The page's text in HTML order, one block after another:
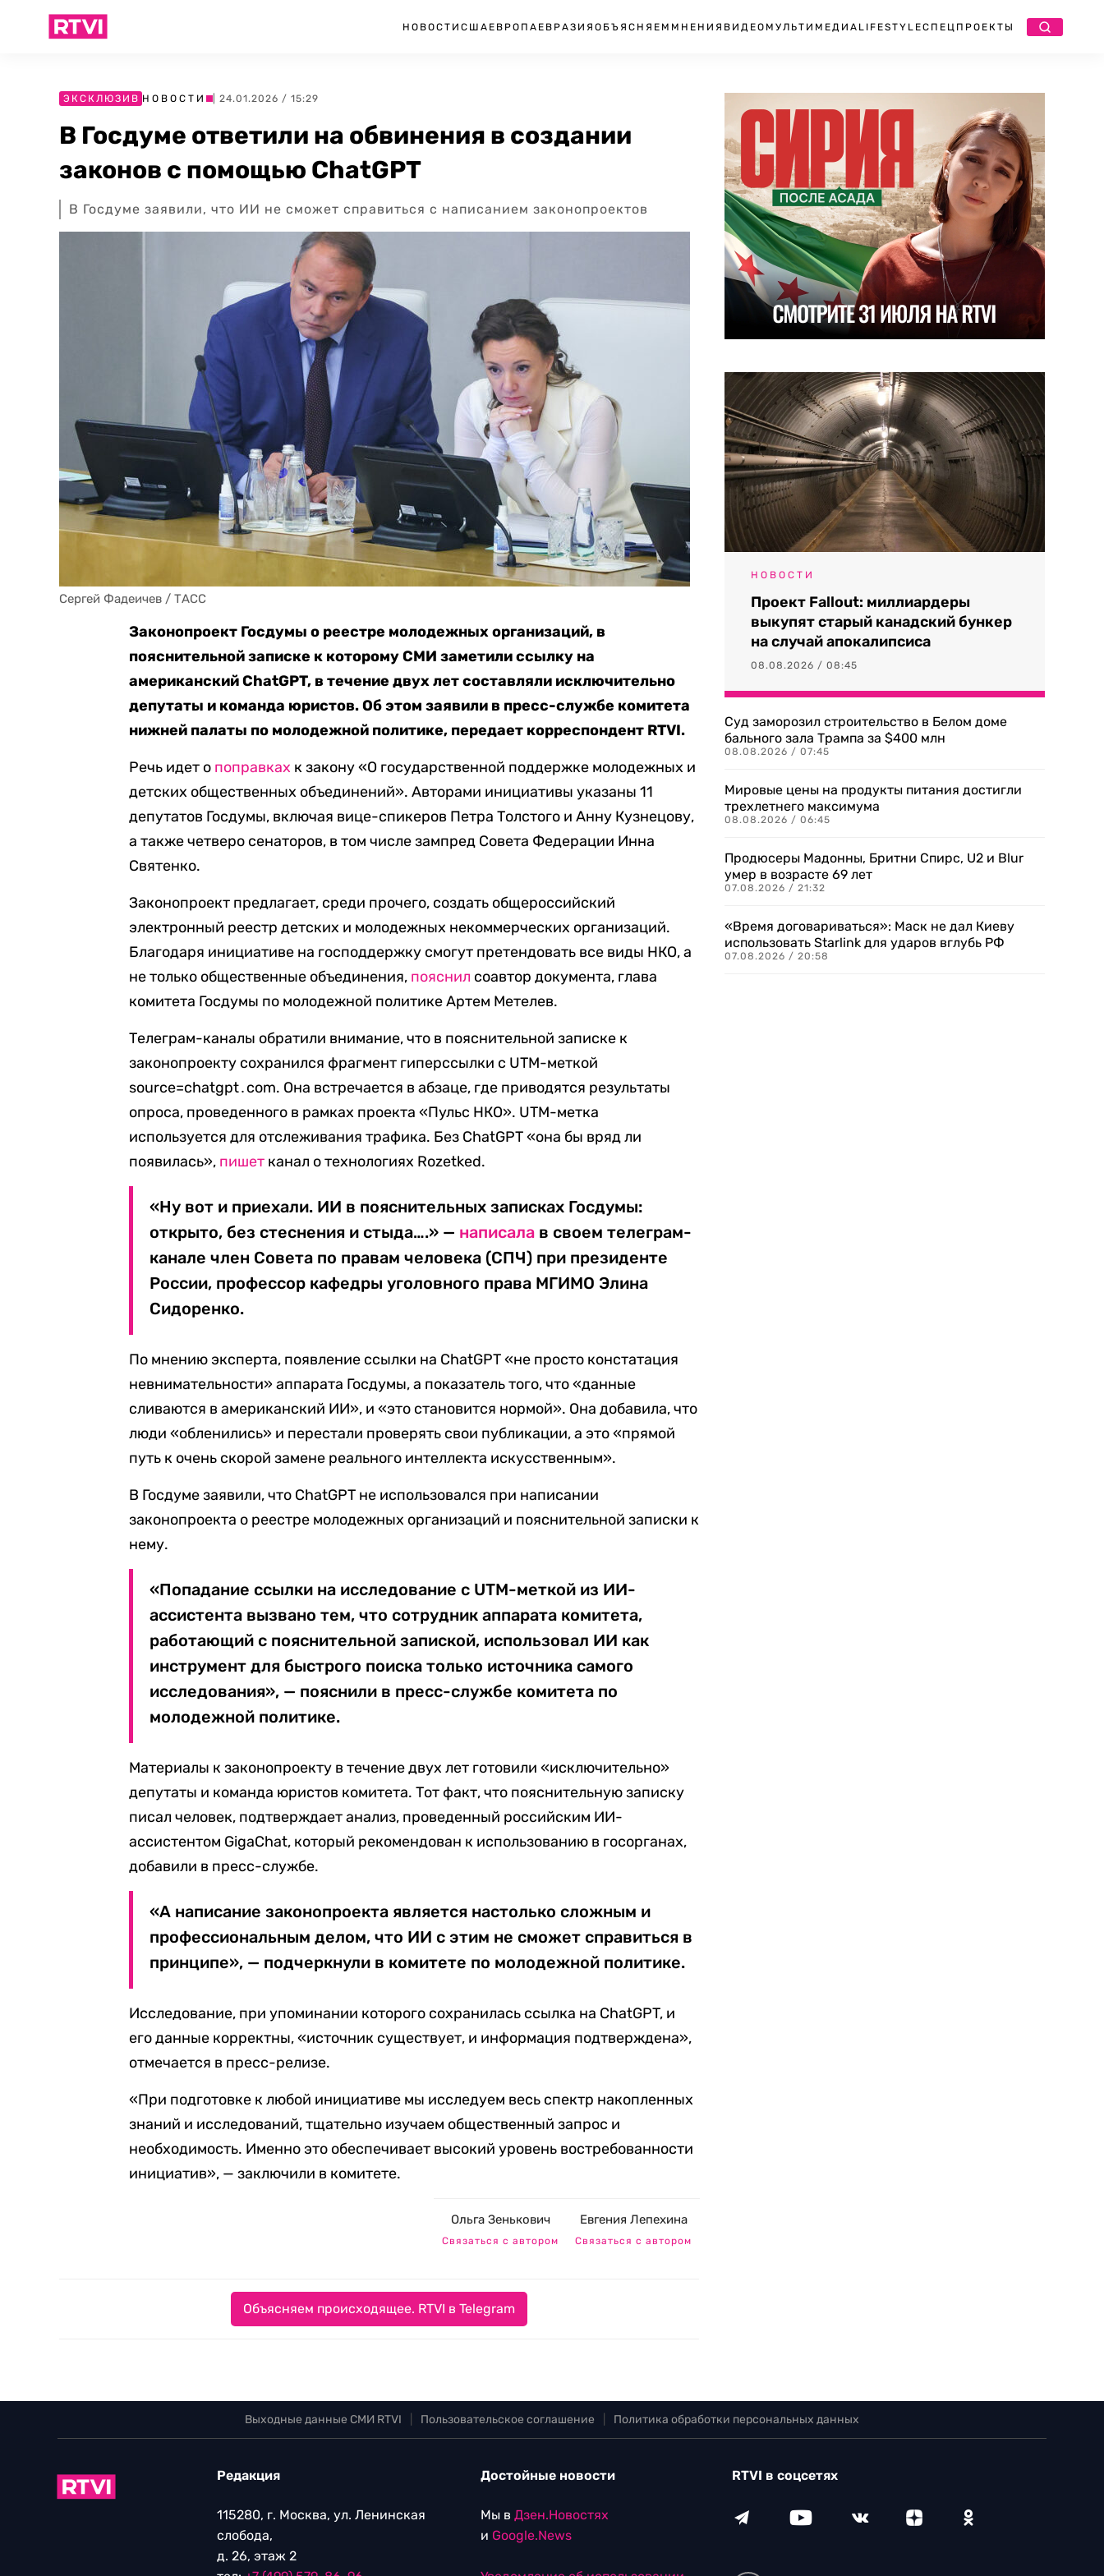
НОВОСТИ США ЕВРОПА ЕВРАЗИЯ ОБЪЯСНЯЕМ МНЕНИЯ ВИДЕО МУЛЬТИМЕДИА LIFESTYLEСПЕЦПРОЕКТЫ
ЭКСКЛЮЗИВ НОВОСТИ | 24.01.2026 / 15:29
В Госдуме ответили на обвинения в создании
законов с помощью ChatGPT
В Госдуме заявили, что ИИ не сможет справиться с написанием законопроектов
Сергей Фадеичев / ТАСС
Законопроект Госдумы о реестре молодежных организаций, в
пояснительной записке к которому СМИ заметили ссылку на
американский ChatGPT, в течение двух лет составляли исключительно
депутаты и команда юристов. Об этом заявили в пресс-службе комитета
нижней палаты по молодежной политике, передает корреспондент RTVI.
Речь идет о поправках к закону «О государственной поддержке молодежных и
детских общественных объединений». Авторами инициативы указаны 11
депутатов Госдумы, включая вице-спикеров Петра Толстого и Анну Кузнецову,
а также четверо сенаторов, в том числе зампред Совета Федерации Инна
Святенко.
Законопроект предлагает, среди прочего, создать общероссийский
электронный реестр детских и молодежных некоммерческих организаций.
Благодаря инициативе на господдержку смогут претендовать все виды НКО, а
не только общественные объединения, пояснил соавтор документа, глава
комитета Госдумы по молодежной политике Артем Метелев.
Телеграм-каналы обратили внимание, что в пояснительной записке к
законопроекту сохранился фрагмент гиперссылки с UTM-меткой
source=chatgpt․com. Она встречается в абзаце, где приводятся результаты
опроса, проведенного в рамках проекта «Пульс НКО». UTM-метка
используется для отслеживания трафика. Без ChatGPT «она бы вряд ли
появилась», пишет канал о технологиях Rozetked.
«Ну вот и приехали. ИИ в пояснительных записках Госдумы:
открыто, без стеснения и стыда….» — написала в своем телеграм-
канале член Совета по правам человека (СПЧ) при президенте
России, профессор кафедры уголовного права МГИМО Элина
Сидоренко.
По мнению эксперта, появление ссылки на ChatGPT «не просто констатация
невнимательности» аппарата Госдумы, а показатель того, что «данные
сливаются в американский ИИ», и «это становится нормой». Она добавила, что
люди «обленились» и перестали проверять свои публикации, а это «прямой
путь к очень скорой замене реального интеллекта искусственным».
В Госдуме заявили, что ChatGPT не использовался при написании
законопроекта о реестре молодежных организаций и пояснительной записки к
нему.
«Попадание ссылки на исследование с UTM-меткой из ИИ-
ассистента вызвано тем, что сотрудник аппарата комитета,
работающий с пояснительной запиской, использовал ИИ как
инструмент для быстрого поиска только источника самого
исследования», — пояснили в пресс-службе комитета по
молодежной политике.
Материалы к законопроекту в течение двух лет готовили «исключительно»
депутаты и команда юристов комитета. Тот факт, что пояснительную записку
писал человек, подтверждает анализ, проведенный российским ИИ-
ассистентом GigaChat, который рекомендован к использованию в госорганах,
добавили в пресс-службе.
«А написание законопроекта является настолько сложным и
профессиональным делом, что ИИ с этим не сможет справиться в
принципе», — подчеркнули в комитете по молодежной политике.
Исследование, при упоминании которого сохранилась ссылка на ChatGPT, и
его данные корректны, «источник существует, и информация подтверждена»,
отмечается в пресс-релизе.
«При подготовке к любой инициативе мы исследуем весь спектр накопленных
знаний и исследований, тщательно изучаем общественный запрос и
необходимость. Именно это обеспечивает высокий уровень востребованности
инициатив», — заключили в комитете.
Ольга Зенькович
Связаться с автором
Евгения Лепехина
Связаться с автором
Объясняем происходящее. RTVI в Telegram
НОВОСТИ
Проект Fallout: миллиардеры
выкупят старый канадский бункер
на случай апокалипсиса
08.08.2026 / 08:45
Суд заморозил строительство в Белом доме
бального зала Трампа за $400 млн
08.08.2026 / 07:45
Мировые цены на продукты питания достигли
трехлетнего максимума
08.08.2026 / 06:45
Продюсеры Мадонны, Бритни Спирс, U2 и Blur
умер в возрасте 69 лет
07.08.2026 / 21:32
«Время договариваться»: Маск не дал Киеву
использовать Starlink для ударов вглубь РФ
07.08.2026 / 20:58
Выходные данные СМИ RTVI Пользовательское соглашение Политика обработки персональных данных
Редакция
115280, г. Москва, ул. Ленинская
слобода,
д. 26, этаж 2
Достойные новости
Мы в Дзен.Новостях
и Google.News
RTVI в соцсетях